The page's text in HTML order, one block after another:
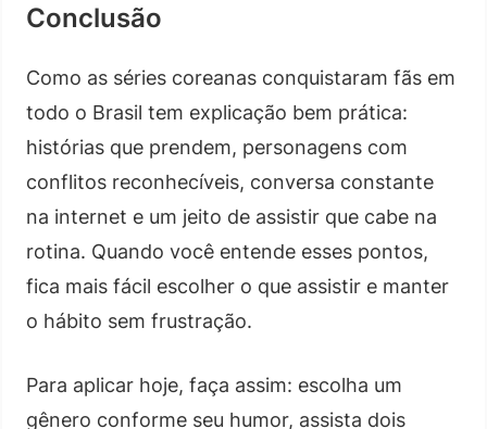
Conclusão
Como as séries coreanas conquistaram fãs em
todo o Brasil tem explicação bem prática:
histórias que prendem, personagens com
conflitos reconhecíveis, conversa constante
na internet e um jeito de assistir que cabe na
rotina. Quando você entende esses pontos,
fica mais fácil escolher o que assistir e manter
o hábito sem frustração.
Para aplicar hoje, faça assim: escolha um
gênero conforme seu humor, assista dois